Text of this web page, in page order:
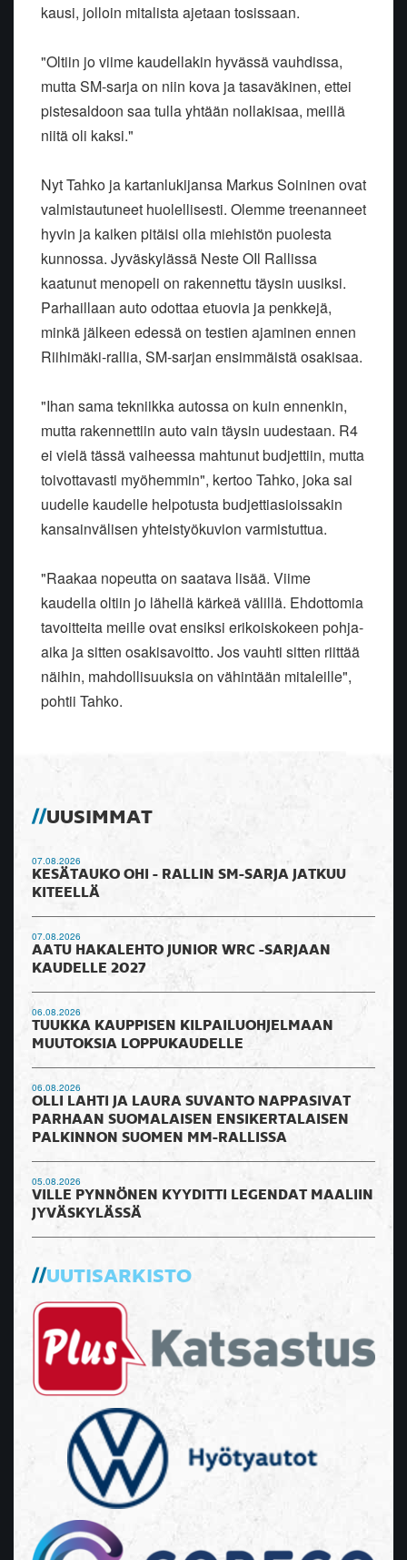
kausi, jolloin mitalista ajetaan tosissaan.
"Oltiin jo viime kaudellakin hyvässä vauhdissa,
mutta SM-sarja on niin kova ja tasaväkinen, ettei
pistesaldoon saa tulla yhtään nollakisaa, meillä
niitä oli kaksi."
Nyt Tahko ja kartanlukijansa Markus Soininen ovat
valmistautuneet huolellisesti. Olemme treenanneet
hyvin ja kaiken pitäisi olla miehistön puolesta
kunnossa. Jyväskylässä Neste OIl Rallissa
kaatunut menopeli on rakennettu täysin uusiksi.
Parhaillaan auto odottaa etuovia ja penkkejä,
minkä jälkeen edessä on testien ajaminen ennen
Riihimäki-rallia, SM-sarjan ensimmäistä osakisaa.
"Ihan sama tekniikka autossa on kuin ennenkin,
mutta rakennettiin auto vain täysin uudestaan. R4
ei vielä tässä vaiheessa mahtunut budjettiin, mutta
toivottavasti myöhemmin", kertoo Tahko, joka sai
uudelle kaudelle helpotusta budjettiasioissakin
kansainvälisen yhteistyökuvion varmistuttua.
"Raakaa nopeutta on saatava lisää. Viime
kaudella oltiin jo lähellä kärkeä välillä. Ehdottomia
tavoitteita meille ovat ensiksi erikoiskokeen pohja-
aika ja sitten osakisavoitto. Jos vauhti sitten riittää
näihin, mahdollisuuksia on vähintään mitaleille",
pohtii Tahko.
UUSIMMAT
07.08.2026
KESÄTAUKO OHI - RALLIN SM-SARJA JATKUU
KITEELLÄ
07.08.2026
AATU HAKALEHTO JUNIOR WRC -SARJAAN
KAUDELLE 2027
06.08.2026
TUUKKA KAUPPISEN KILPAILUOHJELMAAN
MUUTOKSIA LOPPUKAUDELLE
06.08.2026
OLLI LAHTI JA LAURA SUVANTO NAPPASIVAT
PARHAAN SUOMALAISEN ENSIKERTALAISEN
PALKINNON SUOMEN MM-RALLISSA
05.08.2026
VILLE PYNNÖNEN KYYDITTI LEGENDAT MAALIIN
JYVÄSKYLÄSSÄ
UUTISARKISTO